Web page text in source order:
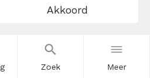
Zoek Meer
Akkoord
microdata (EBB)(09-03-2026)
REGIO